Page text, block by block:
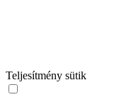
Teljesítmény sütik